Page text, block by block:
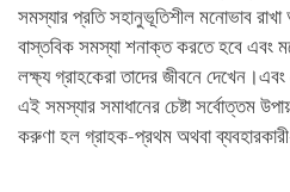
সমস্যার প্রতি সহানুভূতিশীল মনোভাব
বাস্তবিক সমস্যা শনাক্ত করতে হবে এবং
লক্ষ্য গ্রাহকেরা তাদের জীবনে
এই সমস্যার সমাধানের চেষ্টা সর্বোত্তম
করুণা হল গ্রাহক-প্রথম অথবা